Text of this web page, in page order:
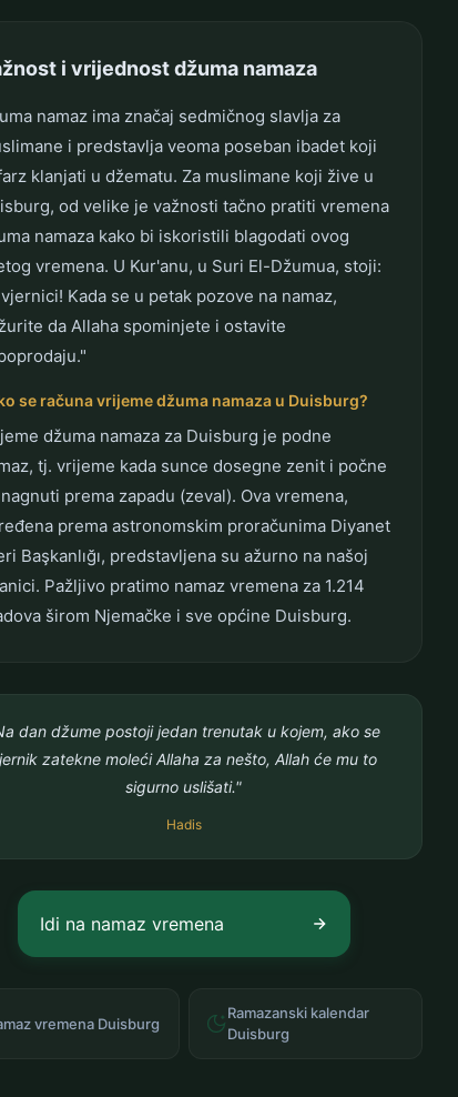
i vrijednost džuma namaza
namaz ima značaj sedmičnog slavlja za
i predstavlja veoma poseban ibadet koji
klanjati u džematu. Za muslimane koji žive u
od velike je važnosti tačno pratiti vremena
namaza kako bi iskoristili blagodati ovog
vremena. U Kur'anu, u Suri El-Džumua, stoji:
Kada se u petak pozove na namaz,
da Allaha spominjete i ostavite
se računa vrijeme džuma namaza u Duisburg?
džuma namaza za Duisburg je podne
tj. vrijeme kada sunce dosegne zenit i počne
prema zapadu (zeval). Ova vremena,
prema astronomskim proračunima Diyanet
Başkanlığı, predstavljena su ažurno na našoj
Pažljivo pratimo namaz vremena za 1.214
širom Njemačke i sve općine Duisburg.
dan džume postoji jedan trenutak u kojem, ako se
zatekne moleći Allaha za nešto, Allah će mu to
sigurno uslišati."
Hadis
Idi na namaz vremena
vremena Duisburg
Ramazanski kalendar
Duisburg